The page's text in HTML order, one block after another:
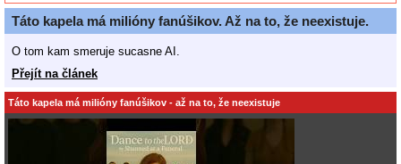
Táto kapela má milióny fanúšikov. Až na to, že neexistuje.
O tom kam smeruje sucasne AI.
Přejít na článek
Táto kapela má milióny fanúšikov - až na to, že neexistuje